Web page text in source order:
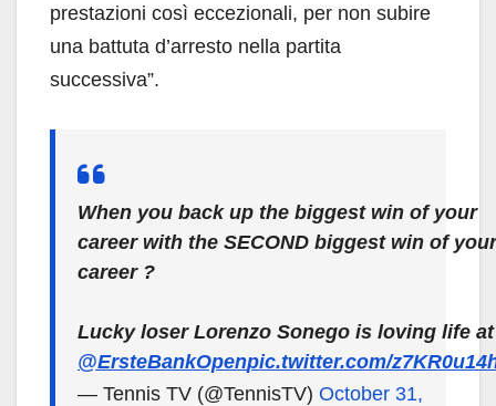
prestazioni così eccezionali, per non subire
una battuta d’arresto nella partita
successiva”.
When you back up the biggest win of your
career with the SECOND biggest win of your
career ?
Lucky loser Lorenzo Sonego is loving life at
@ErsteBankOpenpic.twitter.com/
— Tennis TV (@TennisTV) October 31,